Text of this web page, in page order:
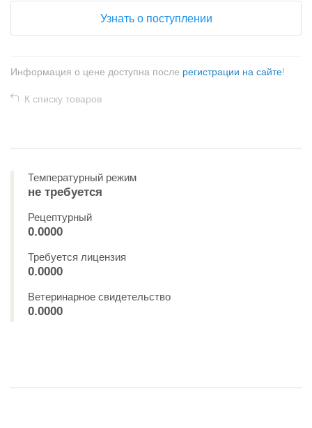
Узнать о поступлении
Информация о цене доступна после регистрации на сайте!
К списку товаров
Температурный режим
не требуется
Рецептурный
0.0000
Требуется лицензия
0.0000
Ветеринарное свидетельство
0.0000